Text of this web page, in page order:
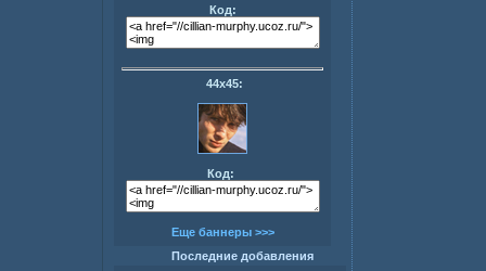
Код:
44х45:
Код:
Еще баннеры >>>
Последние добавления